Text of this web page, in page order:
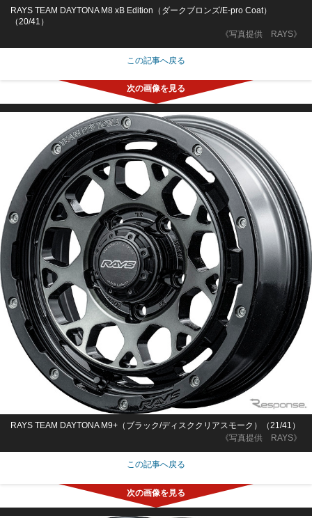
《写真提供 RAYS》
RAYS TEAM DAYTONA M8 xB Edition（ダークブロンズ/E-pro Coat）
（20/41）
この記事へ戻る
《写真提供 RAYS》
RAYS TEAM DAYTONA M9+（ブラック/ディスククリアスモーク）（21/41）
この記事へ戻る